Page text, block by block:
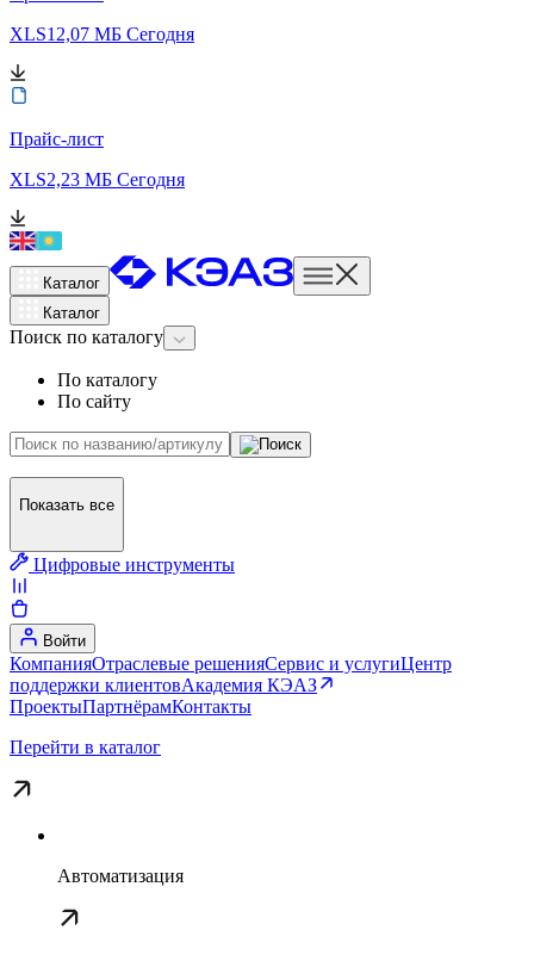
XLS12,07 МБ Сегодня
Прайс-лист
XLS2,23 МБ Сегодня
Каталог
Каталог
Поиск по каталогу
По каталогу
По сайту
Показать все
Цифровые инструменты
Войти
КомпанияОтраслевые решенияСервис и услугиЦентр
поддержки клиентовАкадемия КЭАЗ
ПроектыПартнёрамКонтакты
Перейти в каталог
Автоматизация